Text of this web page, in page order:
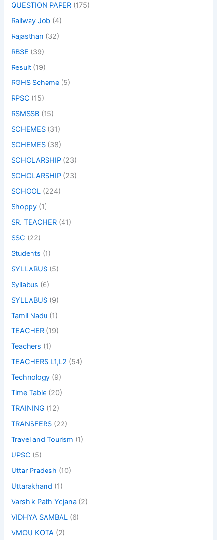
QUESTION PAPER (175)
Railway Job (4)
Rajasthan (32)
RBSE (39)
Result (19)
RGHS Scheme (5)
RPSC (15)
RSMSSB (15)
SCHEMES (31)
SCHEMES (38)
SCHOLARSHIP (23)
SCHOLARSHIP (23)
SCHOOL (224)
Shoppy (1)
SR. TEACHER (41)
SSC (22)
Students (1)
SYLLABUS (5)
Syllabus (6)
SYLLABUS (9)
Tamil Nadu (1)
TEACHER (19)
Teachers (1)
TEACHERS L1,L2 (54)
Technology (9)
Time Table (20)
TRAINING (12)
TRANSFERS (22)
Travel and Tourism (1)
UPSC (5)
Uttar Pradesh (10)
Uttarakhand (1)
Varshik Path Yojana (2)
VIDHYA SAMBAL (6)
VMOU KOTA (2)